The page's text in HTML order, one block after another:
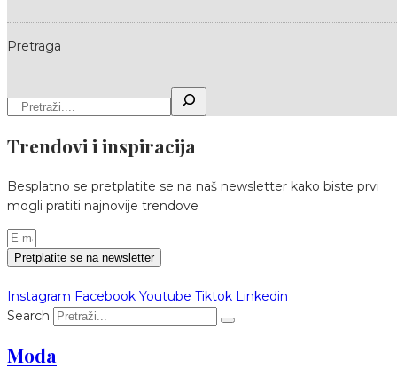
Pretraga
Trendovi i inspiracija
Besplatno se pretplatite se na naš newsletter kako biste prvi
mogli pratiti najnovije trendove
Pretplatite se na newsletter
Instagram Facebook Youtube Tiktok Linkedin
Search
Moda